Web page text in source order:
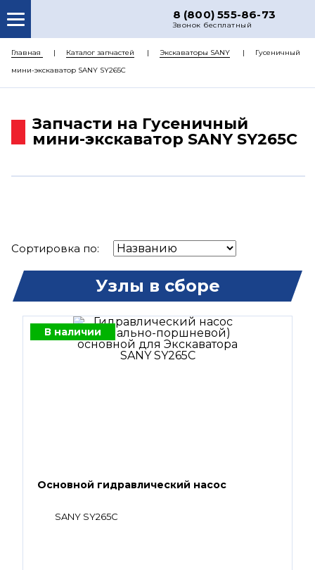
8 (800) 555-86-73
Звонок бесплатный
О НАС
КАТАЛОГ ЗАПЧАСТЕЙ
ДОСТАВКА
Главная Каталог запчастей Экскаваторы SANY
Гусеничный
мини-экскаватор SANY SY265C
Запчасти на Гусеничный
мини-экскаватор SANY SY265C
Сортировка по:
Узлы в сборе
В наличии
Основной гидравлический насос
SANY SY265C